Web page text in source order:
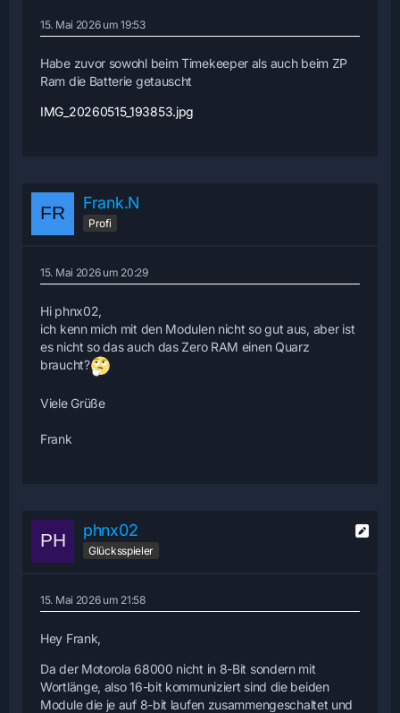
15. Mai 2026 um 19:53
Habe zuvor sowohl beim Timekeeper als auch beim ZP
Ram die Batterie getauscht
IMG_20260515_193853.jpg
Frank.N
Profi
15. Mai 2026 um 20:29
Hi phnx02,
ich kenn mich mit den Modulen nicht so gut aus, aber ist
es nicht so das auch das Zero RAM einen Quarz
braucht?
Viele Grüße
Frank
phnx02
Glücksspieler
15. Mai 2026 um 21:58
Hey Frank,
Da der Motorola 68000 nicht in 8-Bit sondern mit
Wortlänge, also 16-bit kommuniziert sind die beiden
Module die je auf 8-bit laufen zusammengeschaltet und